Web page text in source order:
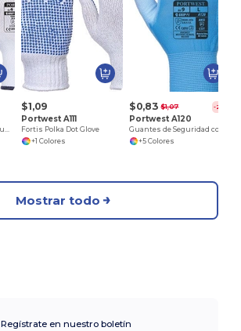
Guantes Elegantes de Lunares Modernos
$1,09
Portwest A111
Fortis Polka Dot Glove
+1 Colores
$0,83 $1,07 -22%
Portwest A120
+5 Colores
Mostrar todo
Regístrate en nuestro boletín